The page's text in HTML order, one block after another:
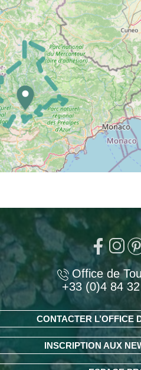
Office de
+33 (0)4 84
CONTACTER L’OFFICE
INSCRIPTION AUX